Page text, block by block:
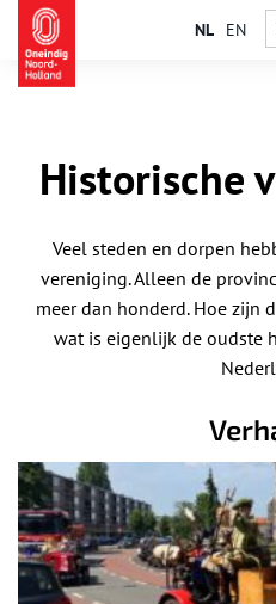
NL EN
Historische
Veel steden en dorpen
vereniging. Alleen de
meer dan honderd. Hoe zijn
wat is eigenlijk de oudste